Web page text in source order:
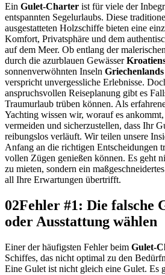
Ein Gulet-Charter ist für viele der
entspannten Segelurlaubs. Diese
ausgestatteten Holzschiffe bieten eine
Komfort, Privatsphäre und dem
auf dem Meer. Ob entlang der
durch die azurblauen Gewässer
sonnenverwöhnten Inseln Griechenlands
verspricht unvergessliche Erlebnisse.
anspruchsvollen Reiseplanung gibt es
Traumurlaub trüben können. Als
Yachting wissen wir, worauf es
vermeiden und sicherzustellen, dass Ihr
reibungslos verläuft. Wir teilen unsere
Anfang an die richtigen Entscheidungen
vollen Zügen genießen können. Es geht
zu mieten, sondern ein
all Ihre Erwartungen übertrifft.
02Fehler #1: Die falsche
oder Ausstattung wählen
Einer der häufigsten Fehler beim Gulet-
Schiffes, das nicht optimal zu den
Eine Gulet ist nicht gleich eine Gulet. Es